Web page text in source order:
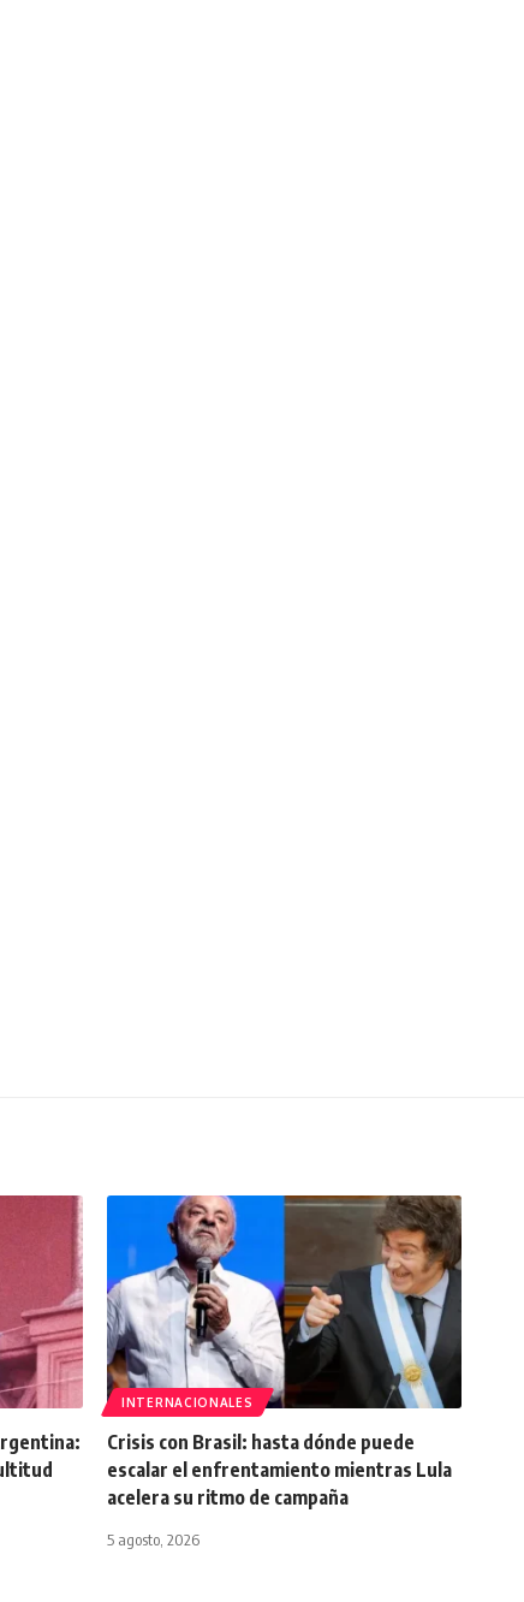
INTERNACIONALES
Crisis con Brasil: hasta dónde puede
escalar el enfrentamiento mientras Lula
acelera su ritmo de campaña
5 agosto, 2026